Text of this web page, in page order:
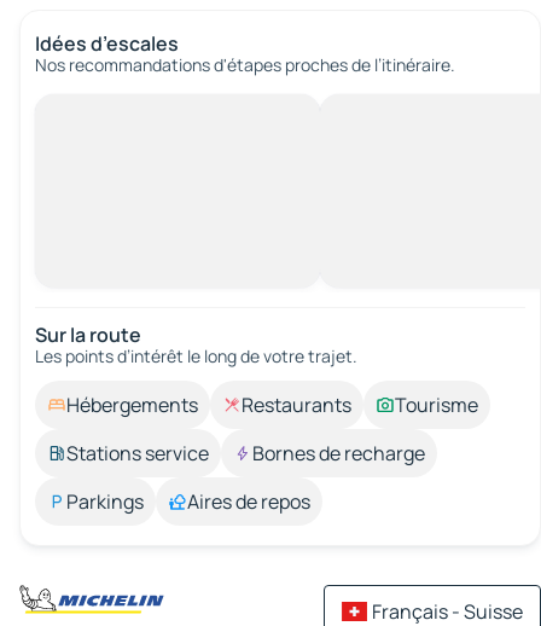
Idées d’escales
Nos recommandations d'étapes proches de l’itinéraire.
Sur la route
Les points d’intérêt le long de votre trajet.
Hébergements Restaurants
Tourisme
Stations service
Bornes de recharge
Parkings
Aires de repos
Français - Suisse